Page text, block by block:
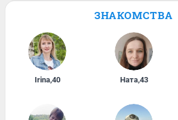
ЗНАКОМСТВА
Irina,40 Ната,43